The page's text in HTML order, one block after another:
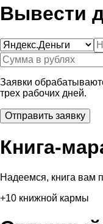
Вывести
Заявки
трех рабочих дней.
Книга-
Надеемся, книга вам
+10 книжной кармы